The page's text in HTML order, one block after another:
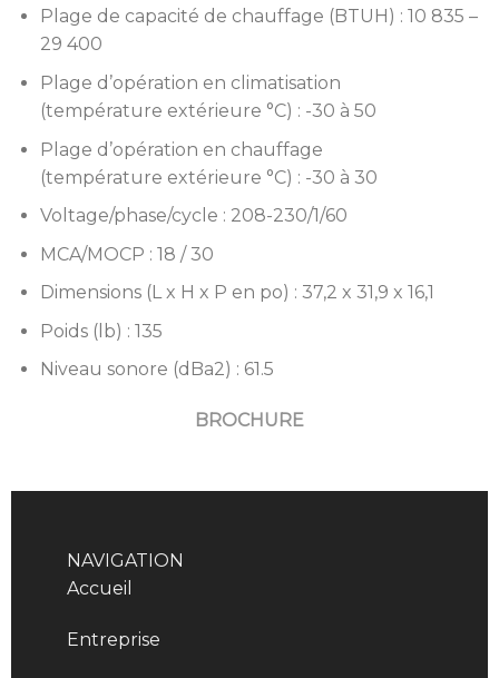
Plage de capacité de chauffage (BTUH) : 10 835 –
29 400
Plage d’opération en climatisation
(température extérieure °C) : -30 à 50
Plage d’opération en chauffage
(température extérieure °C) : -30 à 30
Voltage/phase/cycle : 208-230/1/60
MCA/MOCP : 18 / 30
Dimensions (L x H x P en po) : 37,2 x 31,9 x 16,1
Poids (lb) : 135
Niveau sonore (dBa2) : 61.5
BROCHURE
NAVIGATION
Accueil
Entreprise